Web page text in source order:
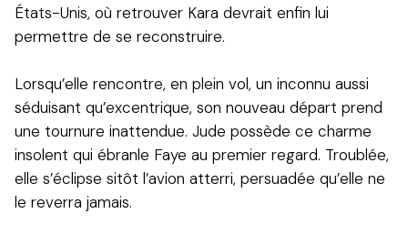
États-Unis, où retrouver Kara devrait enfin lui
permettre de se reconstruire.
Lorsqu’elle rencontre, en plein vol, un inconnu aussi
séduisant qu’excentrique, son nouveau départ prend
une tournure inattendue. Jude possède ce charme
insolent qui ébranle Faye au premier regard. Troublée,
elle s’éclipse sitôt l’avion atterri, persuadée qu’elle ne
le reverra jamais.